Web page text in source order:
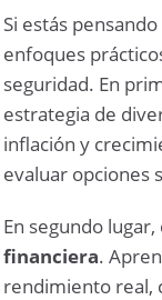
Si estás
enfoques
seguridad. En
estrategia de
inflación y
evaluar opciones
En segundo
financiera.
rendimiento real,